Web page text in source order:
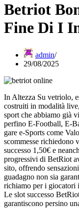
Betriot
Fine Di I
admin
29/08/2025
In Altezza Su vetriolo,
costruiti in modalità
sport che abbiamo già
perfino E-Football, E-
gare e-Sports come
scommesse richiedono
successo 1,50€ e
progressivi di BetRiot
sito, offrendo
guadagno non sia
richiamo per i giocatori
Le slot successo
garantiscono persino